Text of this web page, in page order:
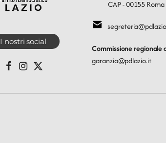
I nostri social
CAP - 00155 Roma
Commissione regionale
garanzia@pdlazio.it